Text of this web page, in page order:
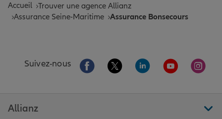
Accueil Trouver une agence Allianz
Assurance Seine-Maritime Assurance Bonsecours
Suivez-nous Aller sur la page Facebook de Allianz
Aller sur la page Twitter de
Aller sur la page
Aller sur la
Aller
Allianz